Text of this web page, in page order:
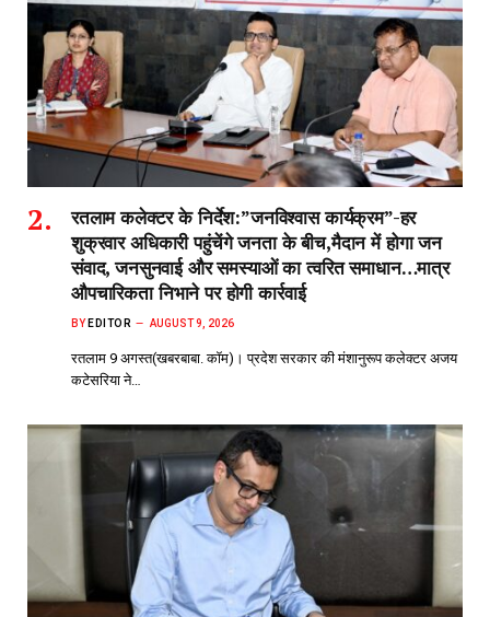
रतलाम कलेक्टर के निर्देश:”जनविश्वास कार्यक्रम”-हर
शुक्रवार अधिकारी पहुंचेंगे जनता के बीच,मैदान में होगा जन
संवाद, जनसुनवाई और समस्याओं का त्वरित समाधान…मात्र
औपचारिकता निभाने पर होगी कार्रवाई
BY EDITOR AUGUST 9, 2026
रतलाम 9 अगस्त(खबरबाबा. कॉम)। प्रदेश सरकार की मंशानुरूप कलेक्टर अजय
कटेसरिया ने…